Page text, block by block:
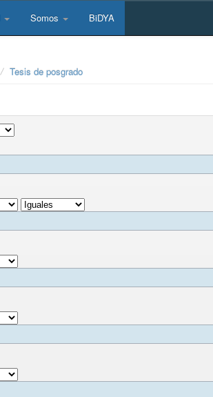
Somos BiDYA
Tesis de posgrado